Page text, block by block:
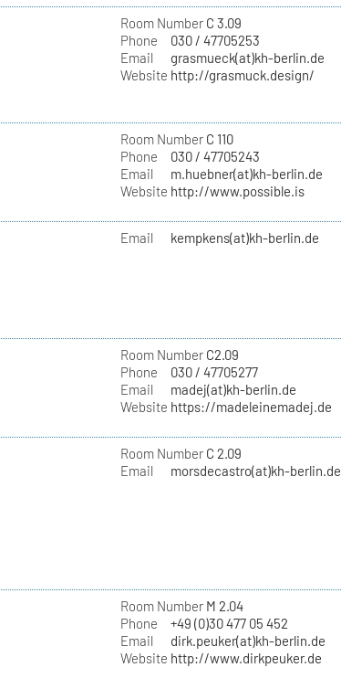
Room NumberC 3.09
Phone
030 / 47705253
Email
grasmueck(at)kh-berlin.de
Website http://grasmuck.design/
Room NumberC 110
Phone
030 / 47705243
Email
m.huebner(at)kh-berlin.de
Website http://www.possible.is
Email kempkens(at)kh-berlin.de
Room NumberC2.09
Phone
030 / 47705277
Email
madej(at)kh-berlin.de
Website https://madeleinemadej.de
Room NumberC 2.09
Email
morsdecastro(at)kh-berlin.de
Room NumberM 2.04
Phone
+49 (0)30 477 05 452
Email
dirk.peuker(at)kh-berlin.de
Website http://www.dirkpeuker.de